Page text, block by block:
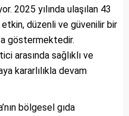
2025 yılında ulaşılan 43
düzenli ve güvenilir bir
göstermektedir.
arasında sağlıklı ve
kararlılıkla devam
bölgesel gıda